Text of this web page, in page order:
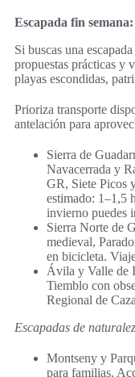
Escapada fin
Si buscas una
propuestas prácticas y
playas escondidas,
Prioriza transporte
antelación para
Sierra de
Navacerrada y
GR, Siete Picos
estimado: 1–1,5
invierno puedes
Sierra Norte de
medieval,
en bicicleta.
Ávila y Valle de
Tiemblo con
Regional de
Escapadas de
Montseny y
para familias.